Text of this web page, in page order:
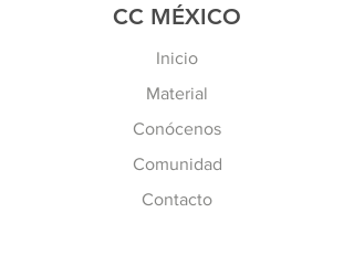
CC MÉXICO
Inicio
Material
Conócenos
Comunidad
Contacto